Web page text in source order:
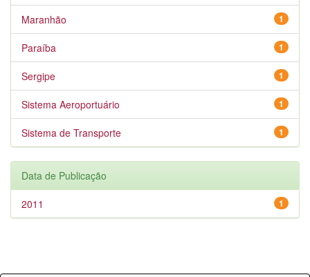
1
Maranhão
1
Paraíba
1
Sergipe
1
Sistema Aeroportuário
1
Sistema de Transporte
Data de Publicação
1
2011